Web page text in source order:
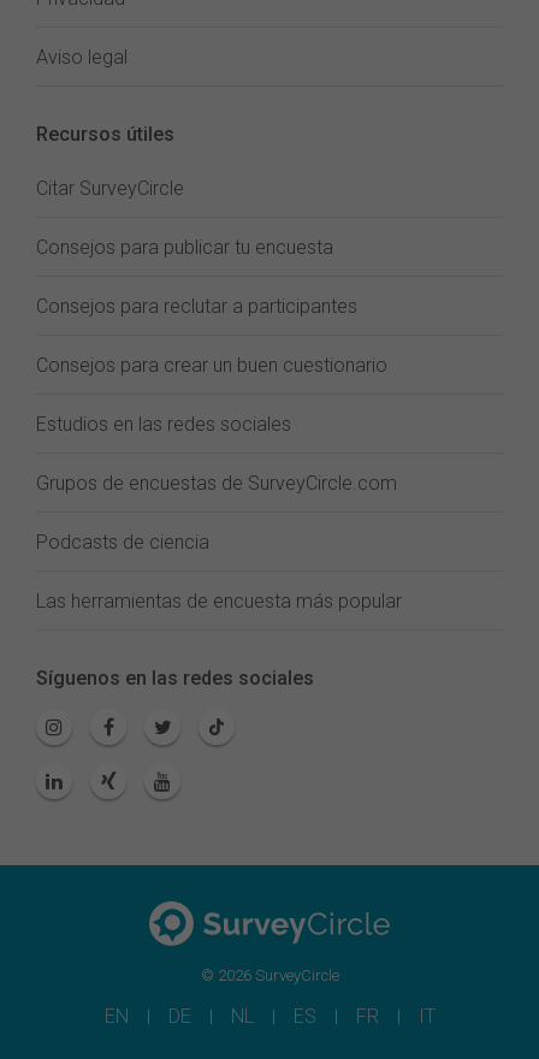
Aviso legal
Recursos útiles
Citar SurveyCircle
Consejos para publicar tu encuesta
Consejos para reclutar a participantes
Consejos para crear un buen cuestionario
Estudios en las redes sociales
Grupos de encuestas de SurveyCircle.com
Podcasts de ciencia
Las herramientas de encuesta más popular
Síguenos en las redes sociales
© 2026 SurveyCircle
EN DE NL ES FR IT